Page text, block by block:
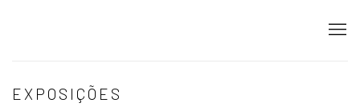
EXPOSIÇÕES